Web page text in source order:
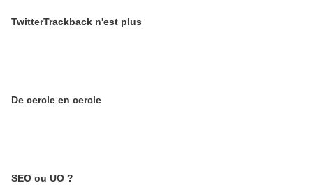
TwitterTrackback n'est plus
De cercle en cercle
SEO ou UO ?